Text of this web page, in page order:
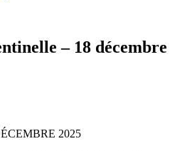
– 18 décembre
2025